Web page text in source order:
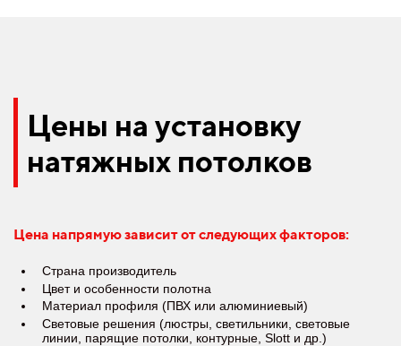
Цены на установку
натяжных потолков
Цена напрямую зависит от следующих факторов:
Страна производитель
Цвет и особенности полотна
Материал профиля (ПВХ или алюминиевый)
Световые решения (люстры, светильники, световые
линии, парящие потолки, контурные, Slott и др.)